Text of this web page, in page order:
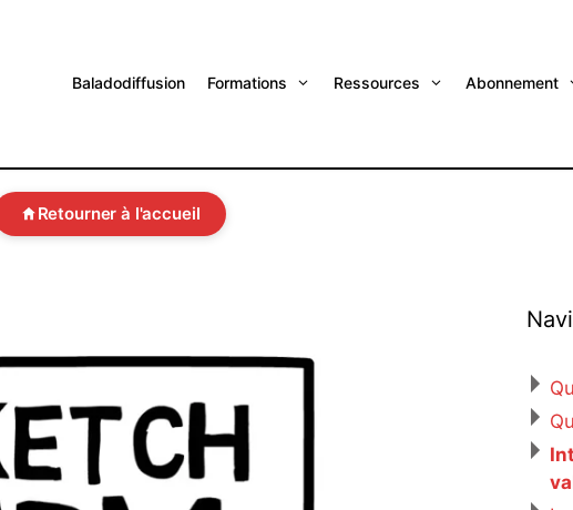
Baladodiffusion Formations Ressources Abonnement
Retourner à l'accueil